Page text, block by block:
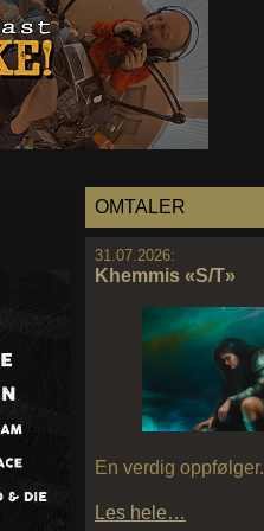
OMTALER
31.07.2026:
Khemmis «S/T»
En verdig oppfølger.
Les hele…